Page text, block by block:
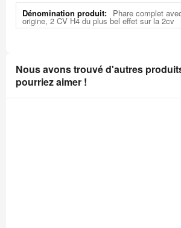
Plus
d'infos
Phare complet
origine, 2 CV H4 du plus bel effet sur la 2cv
Nous avons trouvé d'autres
pourriez aimer !